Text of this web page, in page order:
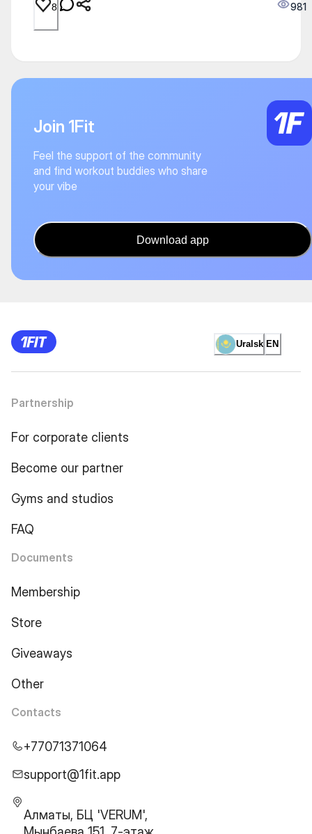
8 981
Join 1Fit
Feel the support of the community
and find workout buddies who share
your vibe
Download app
Uralsk EN
Partnership
For corporate clients
Become our partner
Gyms and studios
FAQ
Documents
Membership
Store
Giveaways
Other
Contacts
+77071371064
support@1fit.app
Алматы, БЦ 'VERUM',